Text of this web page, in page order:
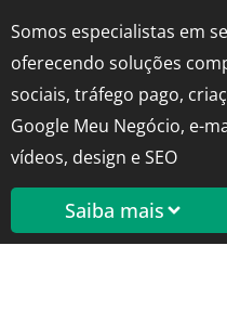
Somos especialistas em
oferecendo soluções
sociais, tráfego pago,
Google Meu Negócio, e-
vídeos, design e SEO
Saiba mais